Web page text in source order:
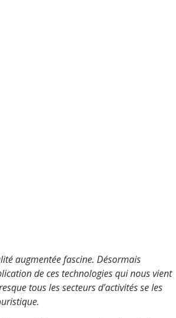
augmentée fascine. Désormais
de ces technologies qui nous vient
tous les secteurs d’activités se les